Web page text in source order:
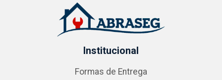
Institucional
Formas de Entrega